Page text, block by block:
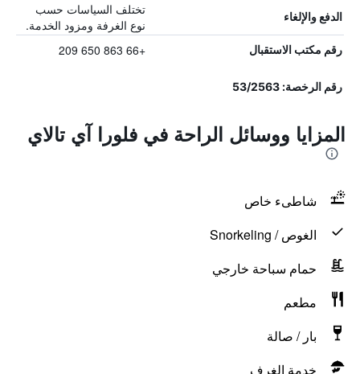
الدفع والإلغاء
تختلف السياسات حسب
نوع الغرفة ومزود الخدمة.
رقم مكتب الاستقبال +66 863 650 209
رقم الرخصة: 53/2563
المزايا ووسائل الراحة في فلورا آي تالاي
شاطىء خاص
الغوص / Snorkeling
حمام سباحة خارجي
مطعم
بار / صالة
خدمة الغرف